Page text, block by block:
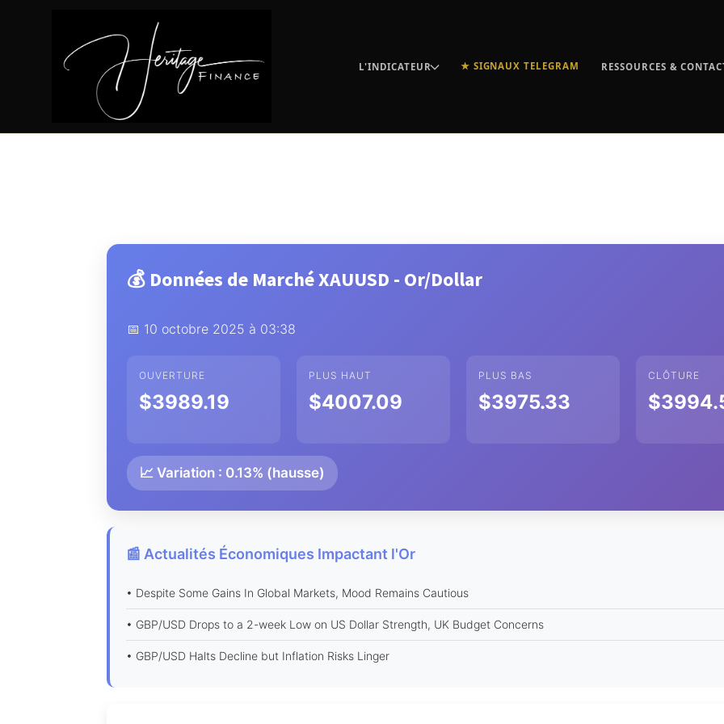
L'INDICATEUR ★ SIGNAUX TELEGRAM RESSOURCES &
💰 Données de Marché XAUUSD - Or/Dollar
📅 10 octobre 2025 à 03:38
OUVERTURE
$3989.19
PLUS HAUT
$4007.09
PLUS BAS
$3975.33
CLÔTURE
📈 Variation : 0.13% (hausse)
📰 Actualités Économiques Impactant l'Or
• Despite Some Gains In Global Markets, Mood Remains Cautious
• GBP/USD Drops to a 2-week Low on US Dollar Strength, UK Budget Concerns
• GBP/USD Halts Decline but Inflation Risks Linger